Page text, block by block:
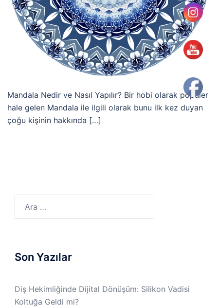
Mandala Nedir ve Nasıl Yapılır? Bir hobi olarak popüler
hale gelen Mandala ile ilgili olarak bunu ilk kez duyan
çoğu kişinin hakkında […]
Son Yazılar
Diş Hekimliğinde Dijital Dönüşüm: Silikon Vadisi
Koltuğa Geldi mi?